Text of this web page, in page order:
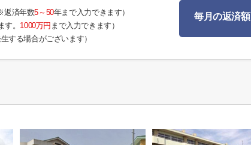
済年数5～50年まで入力できます）
。 1000万円 まで入力できます）
する場合がございます）
毎月の返済額